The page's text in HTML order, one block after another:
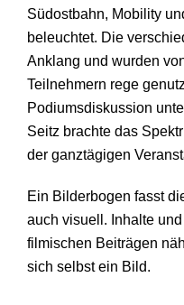
Südostbahn, Mobility
beleuchtet. Die
Anklang und wurden
Teilnehmern rege
Podiumsdiskussion
Seitz brachte das
der ganztägigen
Ein Bilderbogen fasst
auch visuell. Inhalte
filmischen Beiträgen
sich selbst ein Bild.